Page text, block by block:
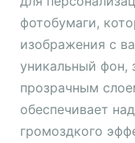
фотобумаги,
изображения с
уникальный
прозрачным
обеспечивает
громоздкого